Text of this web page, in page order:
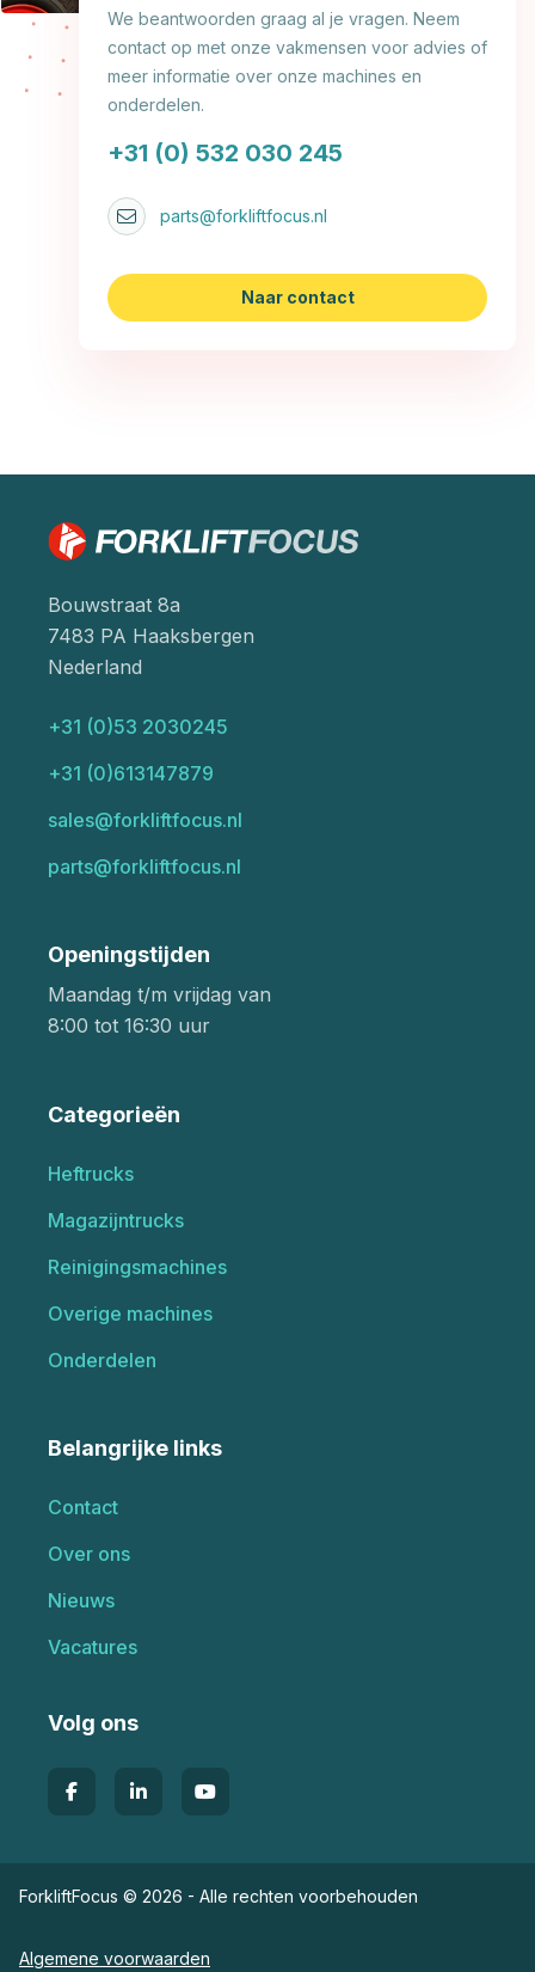
We beantwoorden graag al je vragen. Neem
contact op met onze vakmensen voor advies of
meer informatie over onze machines en
onderdelen.
+31 (0) 532 030 245
parts@forkliftfocus.nl
Naar contact
Bouwstraat 8a
7483 PA Haaksbergen
Nederland
+31 (0)53 2030245
+31 (0)613147879
sales@forkliftfocus.nl
parts@forkliftfocus.nl
Openingstijden
Maandag t/m vrijdag van
8:00 tot 16:30 uur
Categorieën
Heftrucks
Magazijntrucks
Reinigingsmachines
Overige machines
Onderdelen
Belangrijke links
Contact
Over ons
Nieuws
Vacatures
Volg ons
ForkliftFocus © 2026 - Alle rechten voorbehouden
Algemene voorwaarden